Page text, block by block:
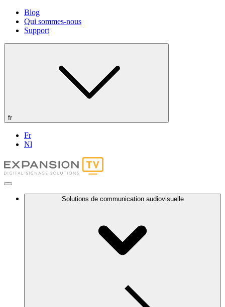
Blog
Qui sommes-nous
Support
fr
Fr
Nl
Solutions de communication audiovisuelle